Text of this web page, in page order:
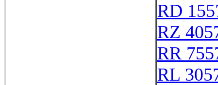
RD
RZ
RR
RL